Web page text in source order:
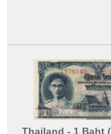
Thailand - 1 Baht